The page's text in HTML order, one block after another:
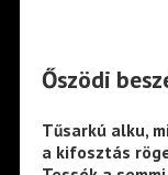
Őszödi
Tűsarkú alku,
a kifosztás